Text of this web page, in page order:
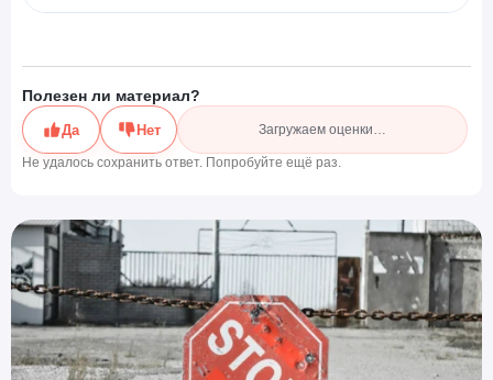
Полезен ли материал?
Да Нет Загружаем оценки…
Не удалось сохранить ответ. Попробуйте ещё раз.